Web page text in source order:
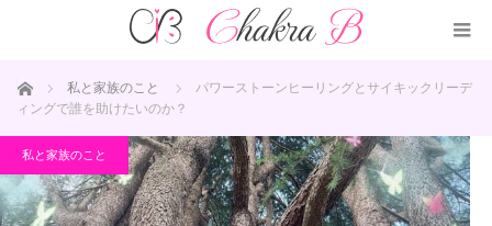
ホーム 私と家族のこと
パワーストーンヒーリングとサイキックリーデ
ィングで誰を助けたいのか？
私と家族のこと